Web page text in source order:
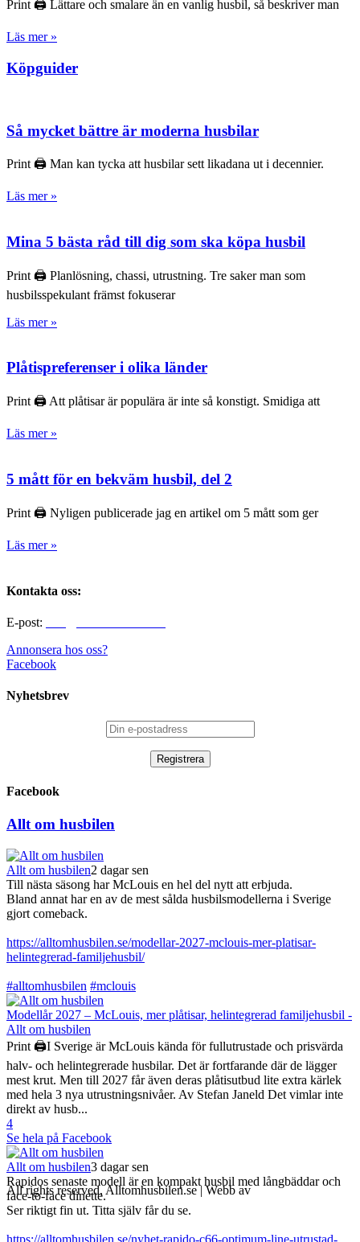
Print 🖨 Lättare och smalare än en vanlig husbil, så beskriver man
Läs mer »
Köpguider
Så mycket bättre är moderna husbilar
Print 🖨 Man kan tycka att husbilar sett likadana ut i decennier.
Läs mer »
Mina 5 bästa råd till dig som ska köpa husbil
Print 🖨 Planlösning, chassi, utrustning. Tre saker man som
husbilsspekulant främst fokuserar
Läs mer »
Plåtispreferenser i olika länder
Print 🖨 Att plåtisar är populära är inte så konstigt. Smidiga att
Läs mer »
5 mått för en bekväm husbil, del 2
Print 🖨 Nyligen publicerade jag en artikel om 5 mått som ger
Läs mer »
Kontakta oss:
E-post:
Annonsera hos oss?
Facebook
Nyhetsbrev
Facebook
Allt om husbilen
Allt om husbilen2 dagar sen
Till nästa säsong har McLouis en hel del nytt att erbjuda.
Bland annat har en av de mest sålda husbilsmodellerna i Sverige
gjort comeback.
https://alltomhusbilen.se/modellar-2027-mclouis-mer-platisar-
helintegrerad-familjehusbil/
#alltomhusbilen #mclouis
Modellår 2027 – McLouis, mer plåtisar, helintegrerad familjehusbil -
Allt om husbilen
Print 🖨I Sverige är McLouis kända för fullutrustade och prisvärda
halv- och helintegrerade husbilar. Det är fortfarande där de lägger
mest krut. Men till 2027 får även deras plåtisutbud lite extra kärlek
med hela 3 nya utrustningsnivåer. Av Stefan Janeld Det vimlar inte
direkt av husb...
4
Se hela på Facebook
Allt om husbilen3 dagar sen
Rapidos senaste modell är en kompakt husbil med långbäddar och
face-to-face dinette.
Ser riktigt fin ut. Titta själv får du se.
https://alltomhusbilen.se/nyhet-rapido-c66-optimum-line-utrustad-
All rights reserved, Alltomhusbilen.se | Webb avBravo Webbyrå